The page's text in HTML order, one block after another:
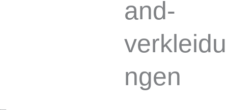
and­
verkleidu
ngen